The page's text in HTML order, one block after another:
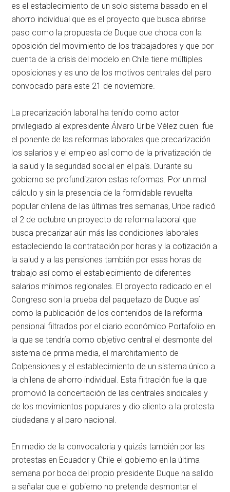
es el establecimiento de un solo sistema basado en el
ahorro individual que es el proyecto que busca abrirse
paso como la propuesta de Duque que choca con la
oposición del movimiento de los trabajadores y que por
cuenta de la crisis del modelo en Chile tiene múltiples
oposiciones y es uno de los motivos centrales del paro
convocado para este 21 de noviembre.
La precarización laboral ha tenido como actor
privilegiado al expresidente Álvaro Uribe Vélez quien fue
el ponente de las reformas laborales que precarización
los salarios y el empleo así como de la privatización de
la salud y la seguridad social en el país. Durante su
gobierno se profundizaron estas reformas. Por un mal
cálculo y sin la presencia de la formidable revuelta
popular chilena de las últimas tres semanas, Uribe radicó
el 2 de octubre un proyecto de reforma laboral que
busca precarizar aún más las condiciones laborales
estableciendo la contratación por horas y la cotización a
la salud y a las pensiones también por esas horas de
trabajo así como el establecimiento de diferentes
salarios mínimos regionales. El proyecto radicado en el
Congreso son la prueba del paquetazo de Duque así
como la publicación de los contenidos de la reforma
pensional filtrados por el diario económico Portafolio en
la que se tendría como objetivo central el desmonte del
sistema de prima media, el marchitamiento de
Colpensiones y el establecimiento de un sistema único a
la chilena de ahorro individual. Esta filtración fue la que
promovió la concertación de las centrales sindicales y
de los movimientos populares y dio aliento a la protesta
ciudadana y al paro nacional.
En medio de la convocatoria y quizás también por las
protestas en Ecuador y Chile el gobierno en la última
semana por boca del propio presidente Duque ha salido
a señalar que el gobierno no pretende desmontar el